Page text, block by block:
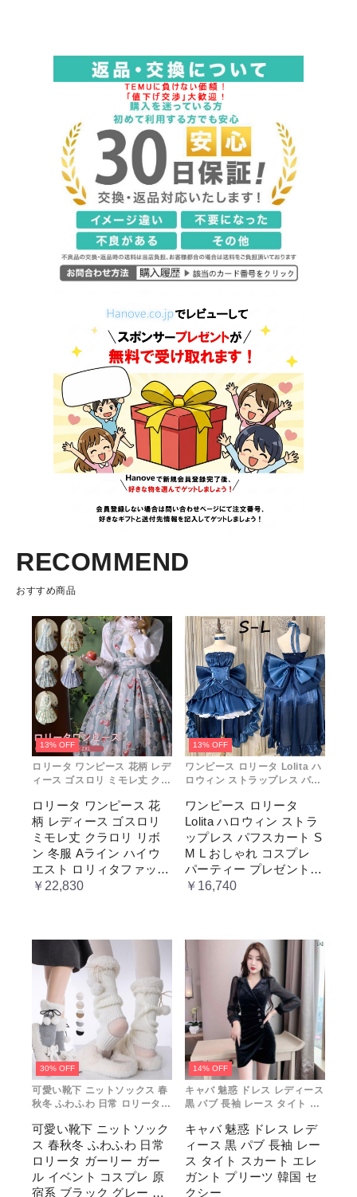
RECOMMEND
おすすめ商品
13% OFF
ロリータ ワンピース 花柄 レデ
ィース ゴスロリ ミモレ丈 クラ
ウエスト ロリィタファッショ
ン レトロ風 クラシカル 上品
かわいい 日常着 通勤 お出かけ
仮 通学
ロリータ ワンピース 花
柄 レディース ゴスロリ
ミモレ丈 クラロリ リボ
ン 冬服 Aライン ハイウ
エスト ロリィタファッシ
ョン レトロ風 クラシカ
￥22,830
13% OFF
ワンピース ロリータ Lolita ハ
ロウィン ストラップレス パフ
プレ パーティー プレゼント レ
ディース コスチューム プリン
セス ロマンティック ブル ドレ
ス
ワンピース ロリータ
Lolita ハロウィン ストラ
ップレス パフスカート S
M L おしゃれ コスプレ
パーティー プレゼント
レディース コスチューム
￥16,740
30% OFF
可愛い靴下 ニットソックス 春
秋冬 ふわふわ 日常 ロリータ
プレ 原宿系 ブラック グレー
ベージュ cm067t2t2x1 ホワ
イト
可愛い靴下 ニットソック
ス 春秋冬 ふわふわ 日常
ロリータ ガーリー ガー
ル イベント コスプレ 原
宿系 ブラック グレー ベ
14% OFF
キャバ 魅惑 ドレス レディース
黒 パブ 長袖 レース タイト ス
国 セクシー
キャバ 魅惑 ドレス レデ
ィース 黒 パブ 長袖 レー
ス タイト スカート エレ
ガント プリーツ 韓国 セ
クシー